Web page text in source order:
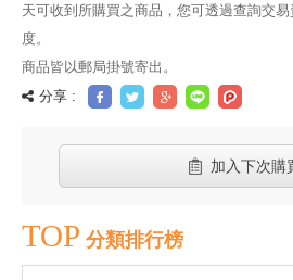
天可收到所購買之商品，您可透過查詢交
度。
商品皆以郵局掛號寄出。
分享 :
加入下次購
TOP 分類排行榜